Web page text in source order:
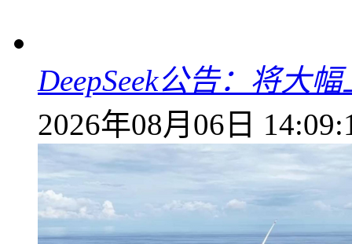
DeepSeek公告：将大
2026年08月06日